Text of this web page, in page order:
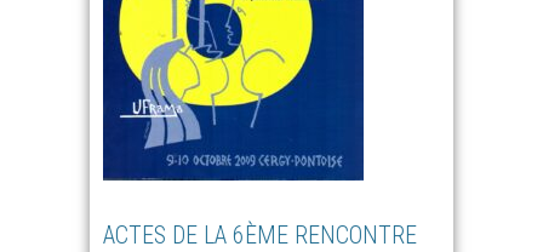
ACTES DE LA 6ÈME RENCONTRE